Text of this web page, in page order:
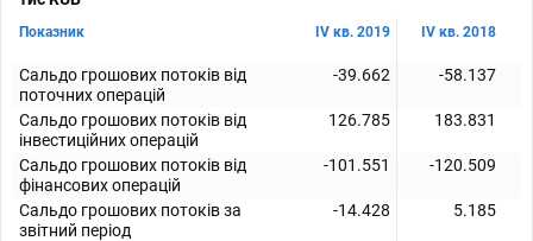
Показник IV кв. 2019 IV кв. 2018
Сальдо грошових потоків від
поточних операцій
-39.662 -58.137
Сальдо грошових потоків від
інвестиційних операцій
126.785 183.831
Сальдо грошових потоків від
фінансових операцій
-101.551 -120.509
Сальдо грошових потоків за
звітний період
-14.428 5.185